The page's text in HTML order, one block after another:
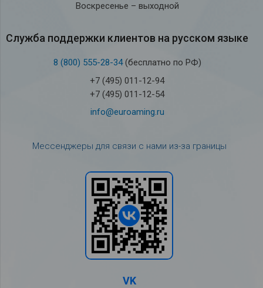
Воскресенье – выходной
Служба под­держки кли­ен­тов на рус­ском языке
8 (800) 555-28-34(бесплатно по РФ)
+7 (495) 011-12-94
+7 (495) 011-12-54
info@euroaming.ru
Мессенджеры для связи с нами из-за границы
VK